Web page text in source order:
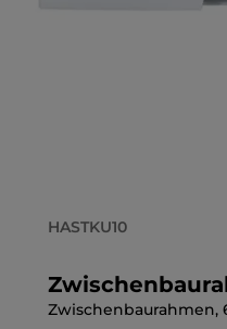
HASTKU10
Zwischenbaurahmen,